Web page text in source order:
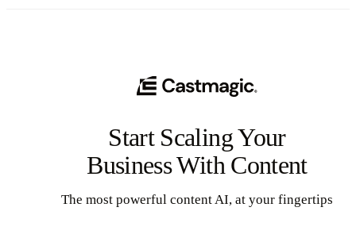
Start Scaling Your
Business With Content
The most powerful content AI, at your fingertips